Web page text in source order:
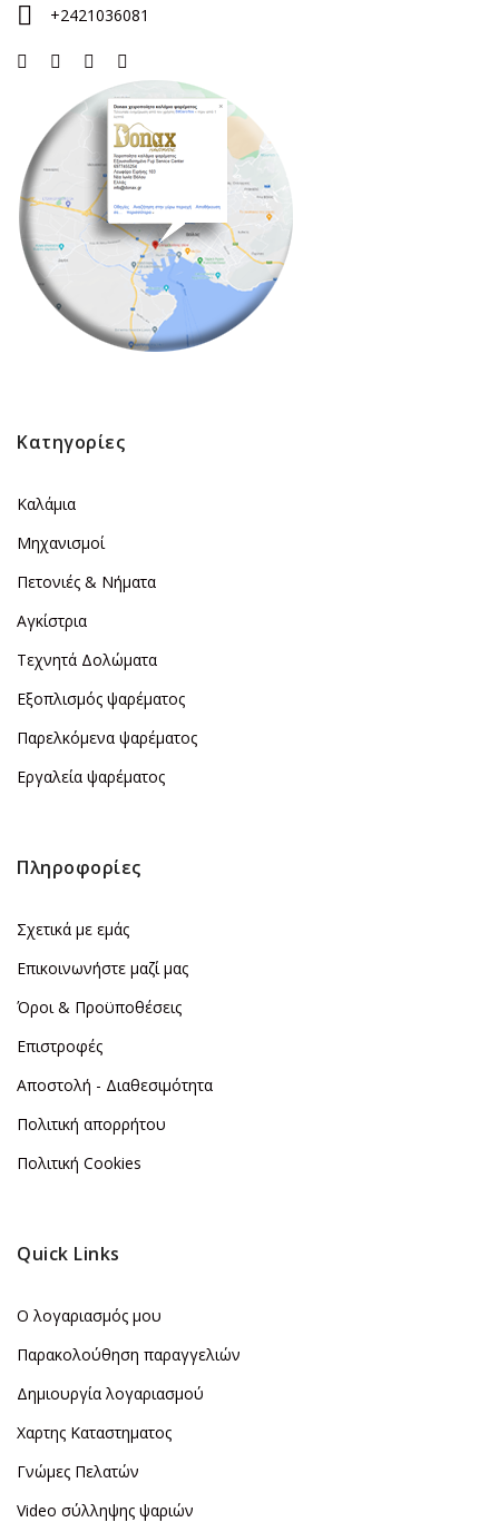
+2421036081
Κατηγορίες
Καλάμια
Μηχανισμοί
Πετονιές & Νήματα
Αγκίστρια
Τεχνητά Δολώματα
Εξοπλισμός ψαρέματος
Παρελκόμενα ψαρέματος
Εργαλεία ψαρέματος
Πληροφορίες
Σχετικά με εμάς
Επικοινωνήστε μαζί μας
Όροι & Προϋποθέσεις
Επιστροφές
Αποστολή - Διαθεσιμότητα
Πολιτική απορρήτου
Πολιτική Cookies
Quick Links
Ο λογαριασμός μου
Παρακολούθηση παραγγελιών
Δημιουργία λογαριασμού
Χαρτης Καταστηματος
Γνώμες Πελατών
Video σύλληψης ψαριών